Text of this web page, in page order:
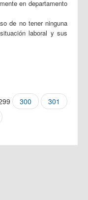
en departamento
de no tener ninguna
laboral y sus
300
301